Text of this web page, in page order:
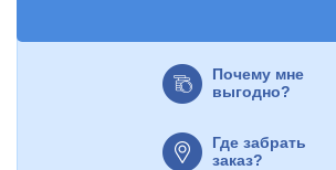
Почему мне
выгодно?
Где забрать
заказ?